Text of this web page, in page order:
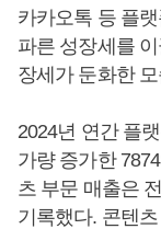
카카오톡 등 플
파른 성장세를
장세가 둔화한
2024년 연간 플
가량 증가한
츠 부문 매출은
기록했다. 콘텐